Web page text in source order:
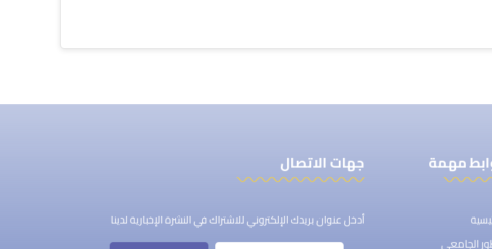
مهمة
الجامعي
جهات الاتصال
أدخل عنوان بريدك الإلكتروني للاشتراك في النشرة الإخبارية لدينا